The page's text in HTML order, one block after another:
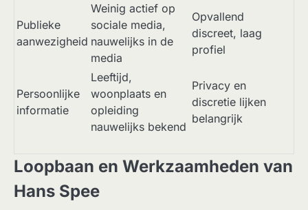
Publieke
aanwezigheid
Weinig actief op
sociale media,
nauwelijks in de
media
Opvallend
discreet, laag
profiel
Persoonlijke
informatie
Leeftijd,
woonplaats en
opleiding
nauwelijks bekend
Privacy en
discretie lijken
belangrijk
Loopbaan en Werkzaamheden van
Hans Spee